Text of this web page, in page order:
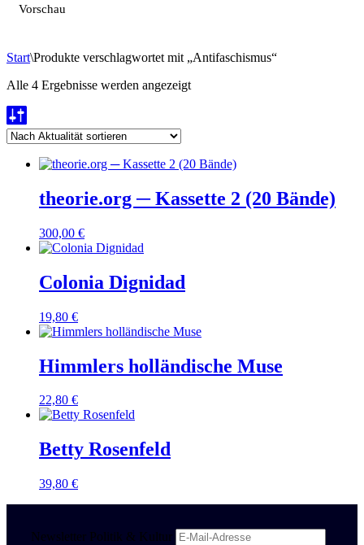
Vorschau
Start\Produkte verschlagwortet mit „Antifaschismus“
Alle 4 Ergebnisse werden angezeigtNach
theorie.org ─ Kassette 2 (20 Bände)
300,00 €
Colonia Dignidad
19,80 €
Himmlers holländische Muse
22,80 €
Betty Rosenfeld
39,80 €
Newsletter Politik & Kultur